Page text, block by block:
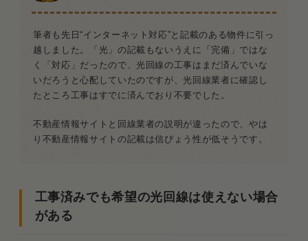
筆者も先日“インターネット対応”と記載のある物件に引っ
越しました。「光」の記載もないうえに「完備」ではな
く「対応」だったので、光回線の工事はまだ済んでいな
いだろうと心配していたのですが、光回線業者に確認し
たところ工事はすでに済んでおり不要でした。
不動産情報サイトと回線業者の説明が違ったので、やは
り不動産情報サイトの記載は信ぴょう性が低そうです。
工事済みでも希望の光回線は使えない場合
がある